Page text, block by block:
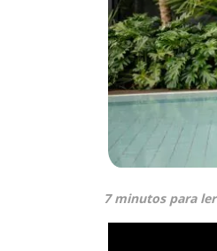
7 minutos para ler